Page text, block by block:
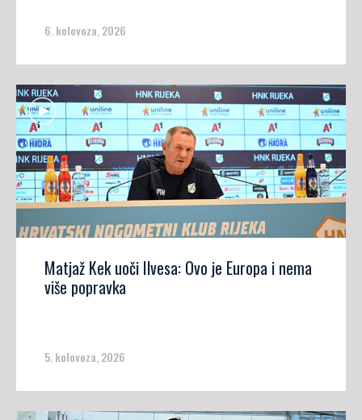
6. kolovoza, 2026
Matjaž Kek uoči Ilvesa: Ovo je Europa i nema
više popravka
5. kolovoza, 2026